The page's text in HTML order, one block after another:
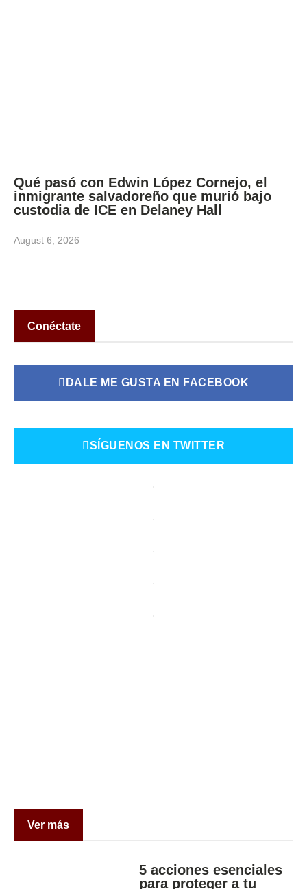
Qué pasó con Edwin López Cornejo, el
inmigrante salvadoreño que murió bajo
custodia de ICE en Delaney Hall
August 6, 2026
Conéctate
DALE ME GUSTA EN FACEBOOK
SÍGUENOS EN TWITTER
Ver más
5 acciones esenciales
para proteger a tu